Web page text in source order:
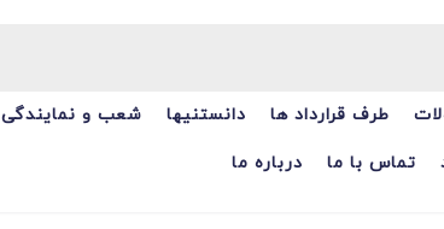
طرف قرارداد ها دانستنیها شعب و نمایندگی
تماس با ما درباره ما